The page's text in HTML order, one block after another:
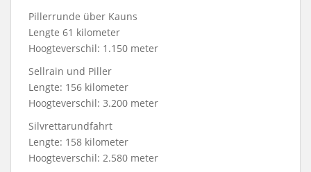
Pillerrunde über Kauns
Lengte 61 kilometer
Hoogteverschil: 1.150 meter
Sellrain und Piller
Lengte: 156 kilometer
Hoogteverschil: 3.200 meter
Silvrettarundfahrt
Lengte: 158 kilometer
Hoogteverschil: 2.580 meter